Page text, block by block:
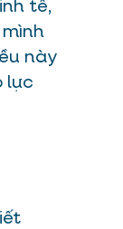
tế,
này
lực